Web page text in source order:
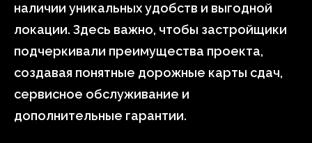
наличии уникальных удобств и выгодной
локации. Здесь важно, чтобы застройщики
подчеркивали преимущества проекта,
создавая понятные дорожные карты сдач,
сервисное обслуживание и
дополнительные гарантии.